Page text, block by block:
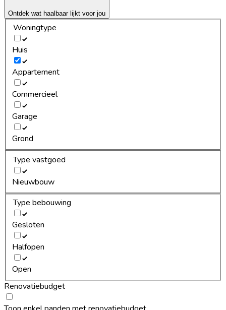
Ontdek wat haalbaar lijkt voor jou
Woningtype
Huis
Appartement
Commercieel
Garage
Grond
Type vastgoed
Nieuwbouw
Type bebouwing
Gesloten
Halfopen
Open
Renovatiebudget